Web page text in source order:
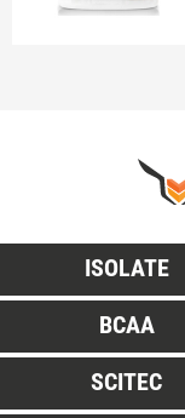
ISOLATE
BCAA
SCITEC